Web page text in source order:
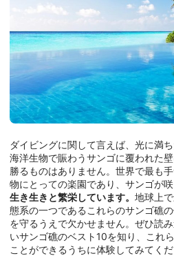
ダイビングに関して言えば、光に満
海洋生物で賑わうサンゴに覆われた
勝るものはありません。世界で最も
物にとっての楽園であり、サンゴが咲
生き生きと繁栄しています。 地球上
態系の一つであるこれらのサンゴ礁
を守るうえで欠かせません。ぜひ読
いサンゴ礁のベスト10を知り、これ
ことができるうちに体験してみてくだ